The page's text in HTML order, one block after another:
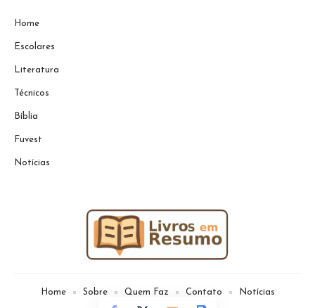
Home
Escolares
Literatura
Técnicos
Bíblia
Fuvest
Notícias
Home Sobre Quem Faz Contato Notícias